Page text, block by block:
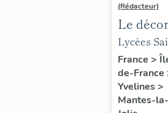
(Rédacteur)
Le
des
de
Lycées
Exupéry
Jean
France >
de-France
Yvelines>
Mantes-la-